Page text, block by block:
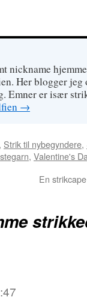
nickname
Her blogger jeg
Emner er især
→
, Strik til nybegyndere,
, Valentine's
En